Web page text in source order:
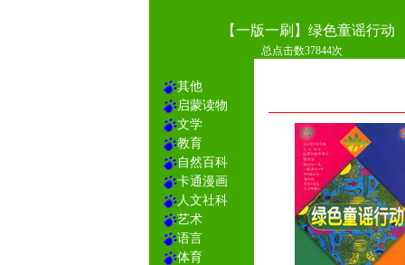
【一版一刷】绿色童谣行动
总点击数37844次
其他
启蒙读物
文学
教育
自然百科
卡通漫画
人文社科
艺术
语言
体育